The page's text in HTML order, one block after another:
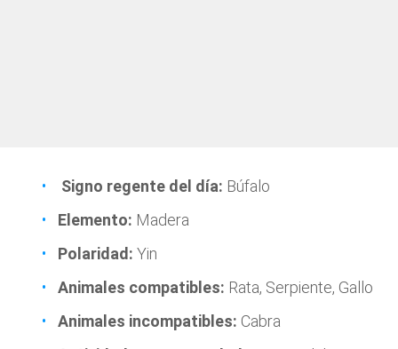
Signo regente del día: Búfalo
Elemento: Madera
Polaridad: Yin
Animales compatibles: Rata, Serpiente, Gallo
Animales incompatibles: Cabra